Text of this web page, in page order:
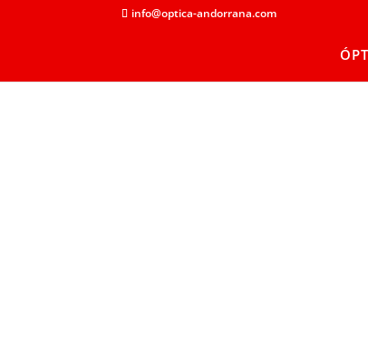
info@optica-andorrana.com